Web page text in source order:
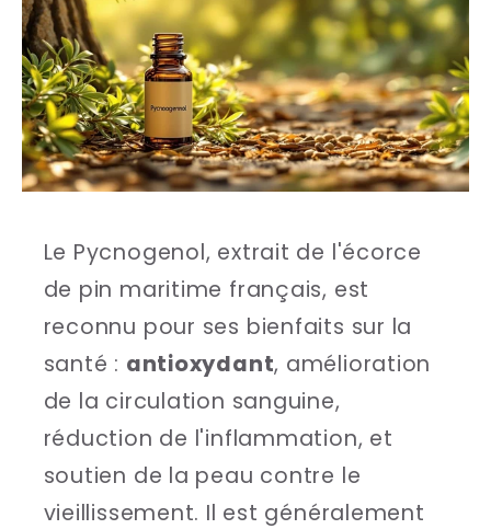
Le Pycnogenol, extrait de l'écorce
de pin maritime français, est
reconnu pour ses bienfaits sur la
santé : antioxydant, amélioration
de la circulation sanguine,
réduction de l'inflammation, et
soutien de la peau contre le
vieillissement. Il est généralement